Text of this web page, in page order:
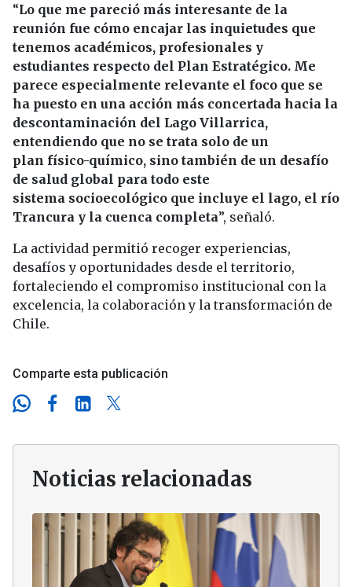
“Lo que me pareció más interesante de la
reunión fue cómo encajar las inquietudes que
tenemos académicos, profesionales y
estudiantes respecto del Plan Estratégico. Me
parece especialmente relevante el foco que se
ha puesto en una acción más concertada hacia la
descontaminación del Lago Villarrica,
entendiendo que no se trata solo de un
plan físico-químico, sino también de un desafío
de salud global para todo este
sistema socioecológico que incluye el lago, el río
Trancura y la cuenca completa”, señaló.
La actividad permitió recoger experiencias,
desafíos y oportunidades desde el territorio,
fortaleciendo el compromiso institucional con la
excelencia, la colaboración y la transformación de
Chile.
Comparte esta publicación
Noticias relacionadas